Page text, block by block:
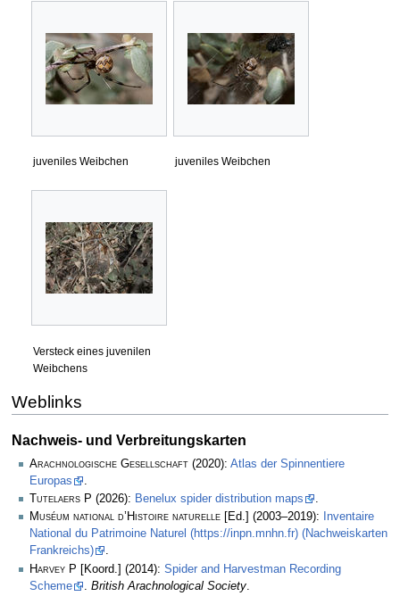
juveniles Weibchen juveniles Weibchen
Versteck eines juvenilen
Weibchens
Weblinks
Nachweis- und Verbreitungskarten
Arachnologische Gesellschaft (2020): Atlas der Spinnentiere
Europas
.
Tutelaers P (2026): Benelux spider distribution maps
.
Muséum national d’Histoire naturelle [Ed.] (2003–2019):
Inventaire
National du Patrimoine Naturel (https://inpn.mnhn.fr) (Nachweiskarten
Frankreichs)
.
Harvey P [Koord.] (2014): Spider and Harvestman Recording
Scheme
British Arachnological Society